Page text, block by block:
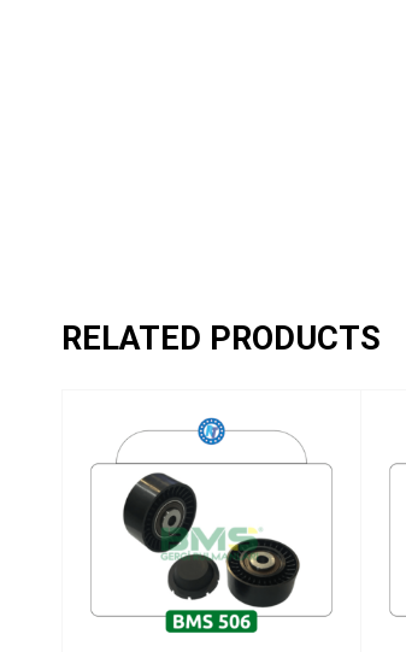
RELATED PRODUCTS